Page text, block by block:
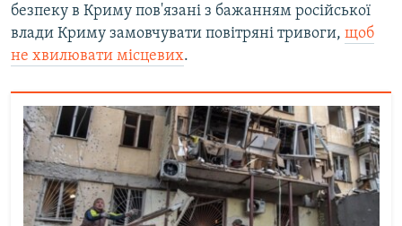
безпеку в Криму пов'язані з бажанням російської
влади Криму замовчувати повітряні тривоги, щоб
не хвилювати місцевих.